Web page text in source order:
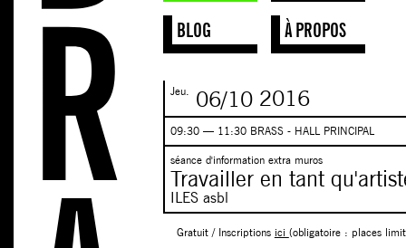
BLOG À PROPOS
Jeu. 06/102016
09:30 — 11:30 BRASS - HALL PRINCIPAL
séance d'information extra muros
Travailler en tant
ILES asbl
Gratuit / Inscriptions ici (obligatoire : places